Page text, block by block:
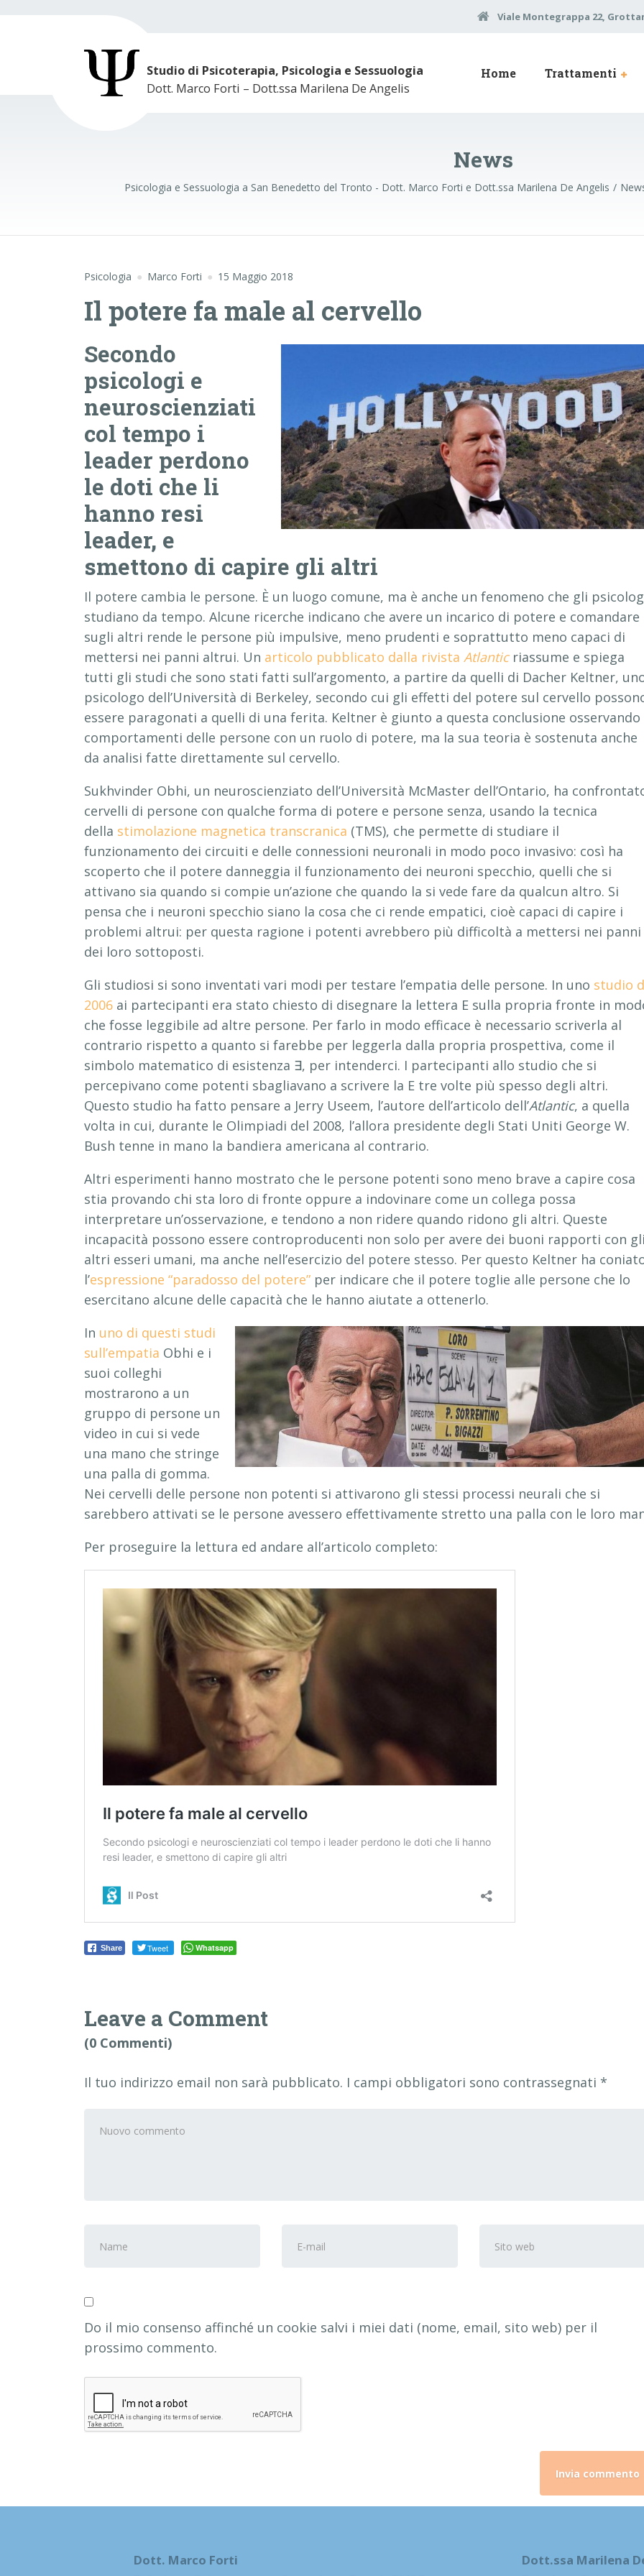
Viale Montegrappa 22,
Studio di Psicoterapia, Psicologia e Sessuologia
Dott. Marco Forti – Dott.ssa Marilena De Angelis
Home Trattamenti
News
Psicologia e Sessuologia a San Benedetto del Tronto - Dott. Marco Forti e Dott.ssa Marilena De Angelis
Psicologia Marco Forti 15 Maggio 2018
Il potere fa male al cervello
Secondo
psicologi e
neuroscienziati
col tempo i
leader perdono
le doti che li
hanno resi
leader, e
smettono di capire gli altri
Il potere cambia le persone. È un luogo comune, ma è anche un fenomeno che gli
studiano da tempo. Alcune ricerche indicano che avere un incarico di potere e comandare
sugli altri rende le persone più impulsive, meno prudenti e soprattutto meno capaci di
mettersi nei panni altrui. Un articolo pubblicato dalla rivista Atlanticriassume e spiega
tutti gli studi che sono stati fatti sull’argomento, a partire da quelli di Dacher Keltner,
psicologo dell’Università di Berkeley, secondo cui gli effetti del potere sul cervello
essere paragonati a quelli di una ferita. Keltner è giunto a questa conclusione osservando
comportamenti delle persone con un ruolo di potere, ma la sua teoria è sostenuta anche
da analisi fatte direttamente sul cervello.
Sukhvinder Obhi, un neuroscienziato dell’Università McMaster dell’Ontario, ha
cervelli di persone con qualche forma di potere e persone senza, usando la tecnica
della stimolazione magnetica transcranica (TMS), che permette di studiare il
funzionamento dei circuiti e delle connessioni neuronali in modo poco invasivo: così ha
scoperto che il potere danneggia il funzionamento dei neuroni specchio, quelli che si
attivano sia quando si compie un’azione che quando la si vede fare da qualcun altro. Si
pensa che i neuroni specchio siano la cosa che ci rende empatici, cioè capaci di capire i
problemi altrui: per questa ragione i potenti avrebbero più difficoltà a mettersi nei panni
dei loro sottoposti.
Gli studiosi si sono inventati vari modi per testare l’empatia delle persone. In uno studio
2006 ai partecipanti era stato chiesto di disegnare la lettera E sulla propria fronte in
che fosse leggibile ad altre persone. Per farlo in modo efficace è necessario scriverla al
contrario rispetto a quanto si farebbe per leggerla dalla propria prospettiva, come il
simbolo matematico di esistenza ∃, per intenderci. I partecipanti allo studio che si
percepivano come potenti sbagliavano a scrivere la E tre volte più spesso degli altri.
Questo studio ha fatto pensare a Jerry Useem, l’autore dell’articolo dell’Atlantic, a quella
volta in cui, durante le Olimpiadi del 2008, l’allora presidente degli Stati Uniti George W.
Bush tenne in mano la bandiera americana al contrario.
Altri esperimenti hanno mostrato che le persone potenti sono meno brave a capire cosa
stia provando chi sta loro di fronte oppure a indovinare come un collega possa
interpretare un’osservazione, e tendono a non ridere quando ridono gli altri. Queste
incapacità possono essere controproducenti non solo per avere dei buoni rapporti con
altri esseri umani, ma anche nell’esercizio del potere stesso. Per questo Keltner ha
l’espressione “paradosso del potere” per indicare che il potere toglie alle persone che lo
esercitano alcune delle capacità che le hanno aiutate a ottenerlo.
In uno di questi studi
sull’empatia Obhi e i
suoi colleghi
mostrarono a un
gruppo di persone un
video in cui si vede
una mano che stringe
una palla di gomma.
Nei cervelli delle persone non potenti si attivarono gli stessi processi neurali che si
sarebbero attivati se le persone avessero effettivamente stretto una palla con le loro
Per proseguire la lettura ed andare all’articolo completo:
Share Tweet Whatsapp
Leave a Comment
(0 Commenti)
Il tuo indirizzo email non sarà pubblicato. I campi obbligatori sono contrassegnati *
tuo
web
Do il mio consenso affinché un cookie salvi i miei dati (nome, email, sito web) per il
prossimo commento.
Dott. Marco Forti Dott.ssa Marilena